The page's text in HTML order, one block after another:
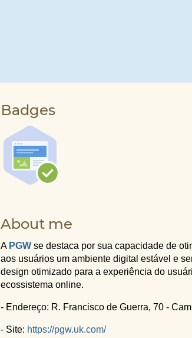
Badges
About me
A PGW se destaca por sua capacidade de
aos usuários um ambiente digital estável e
design otimizado para a experiência do
ecossistema online.
- Endereço: R. Francisco de Guerra, 70 -
- Site: https://pgw.uk.com/